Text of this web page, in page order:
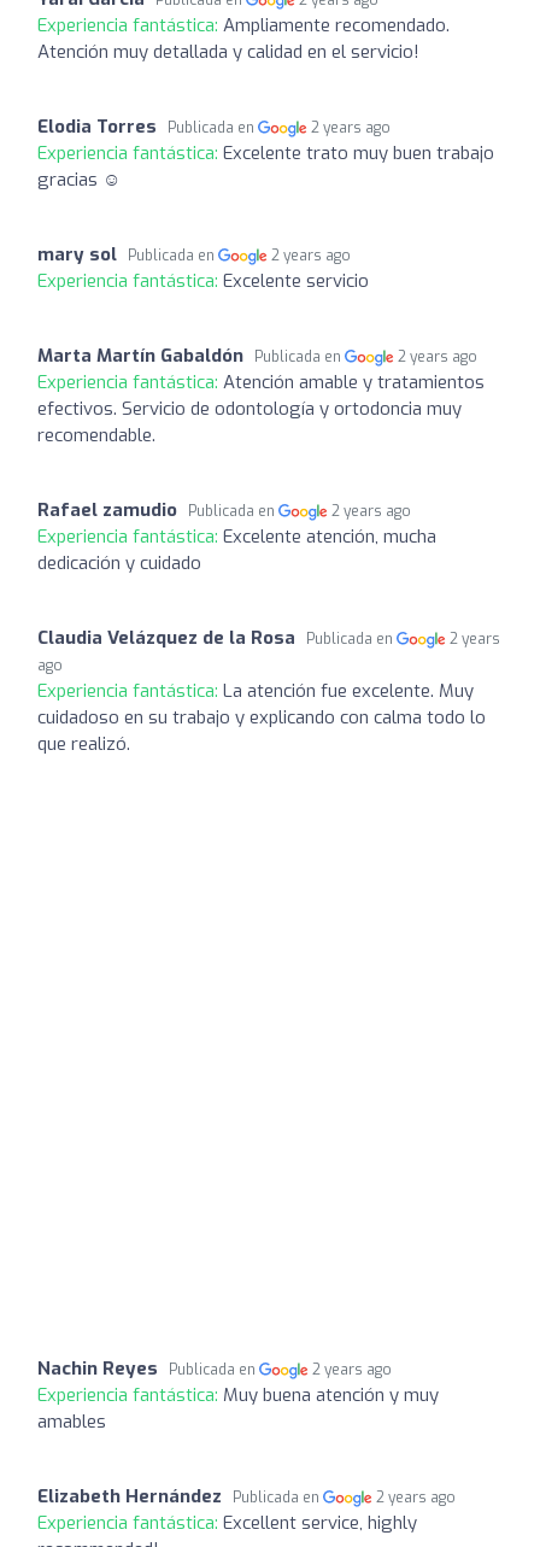
Experiencia fantástica: Ampliamente recomendado.
Atención muy detallada y calidad en el servicio!
Elodia Torres Publicada en 2 years ago
Experiencia fantástica: Excelente trato muy buen trabajo
gracias ☺️
mary sol Publicada en 2 years ago
Experiencia fantástica: Excelente servicio
Marta Martín Gabaldón Publicada en 2 years ago
Experiencia fantástica: Atención amable y tratamientos
efectivos. Servicio de odontología y ortodoncia muy
recomendable.
Rafael zamudio Publicada en 2 years ago
Experiencia fantástica: Excelente atención, mucha
dedicación y cuidado
Claudia Velázquez de la Rosa Publicada en
2 years
ago
Experiencia fantástica: La atención fue excelente. Muy
cuidadoso en su trabajo y explicando con calma todo lo
que realizó.
Nachin Reyes Publicada en 2 years ago
Experiencia fantástica: Muy buena atención y muy
amables
Elizabeth Hernández Publicada en 2 years ago
Experiencia fantástica: Excellent service, highly